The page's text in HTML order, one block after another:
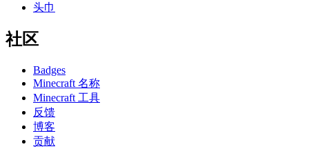
头巾
社区
Badges
Minecraft 名称
Minecraft 工具
反馈
博客
贡献